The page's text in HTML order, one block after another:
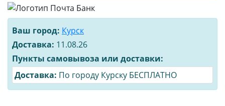
Ваш город: Курск
Доставка: 11.08.26
Пункты самовывоза или доставки:
Доставка: По городу Курску БЕСПЛАТНО